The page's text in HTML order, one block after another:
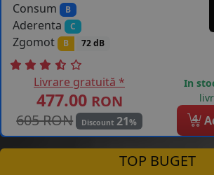
Consum
B
Aderenta C
Zgomot B 72 dB
Livrare gratuită *
477.00 RON
605 RON
Discount 21%
In
4
TOP BUGET